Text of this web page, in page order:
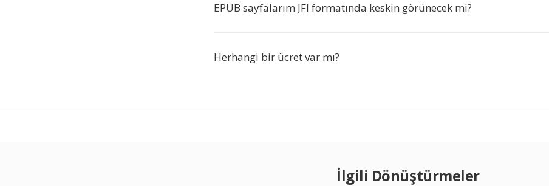
EPUB sayfalarım JFI formatında keskin görünecek mi?
Herhangi bir ücret var mı?
İlgili Dönüştürmeler